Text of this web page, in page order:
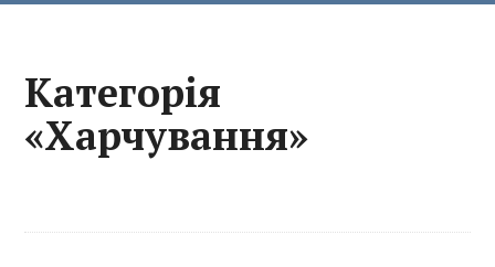
Категорія
«Харчування»